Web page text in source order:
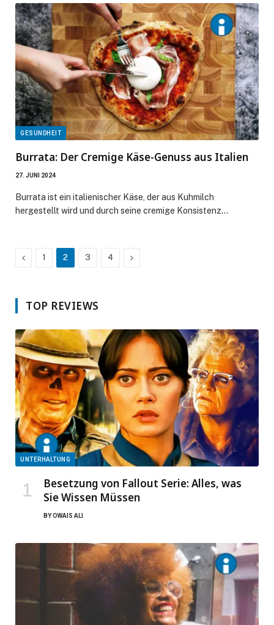
GESUNDHEIT
Burrata: Der Cremige Käse-Genuss aus Italien
27. JUNI 2024
Burrata ist ein italienischer Käse, der aus Kuhmilch
hergestellt wird und durch seine cremige Konsistenz…
Previous
1 2 3 4 Next
TOP REVIEWS
UNTERHALTUNG
Besetzung von Fallout Serie: Alles, was
Sie Wissen Müssen
BYOWAIS ALI